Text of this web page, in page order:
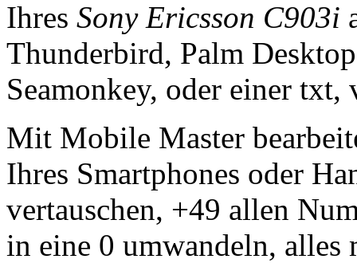
Ihres Sony Ericsson C903i
Thunderbird, Palm
Seamonkey, oder einer
Mit Mobile Master
Ihres Smartphones oder
vertauschen, +49 allen
in eine 0 umwandeln,